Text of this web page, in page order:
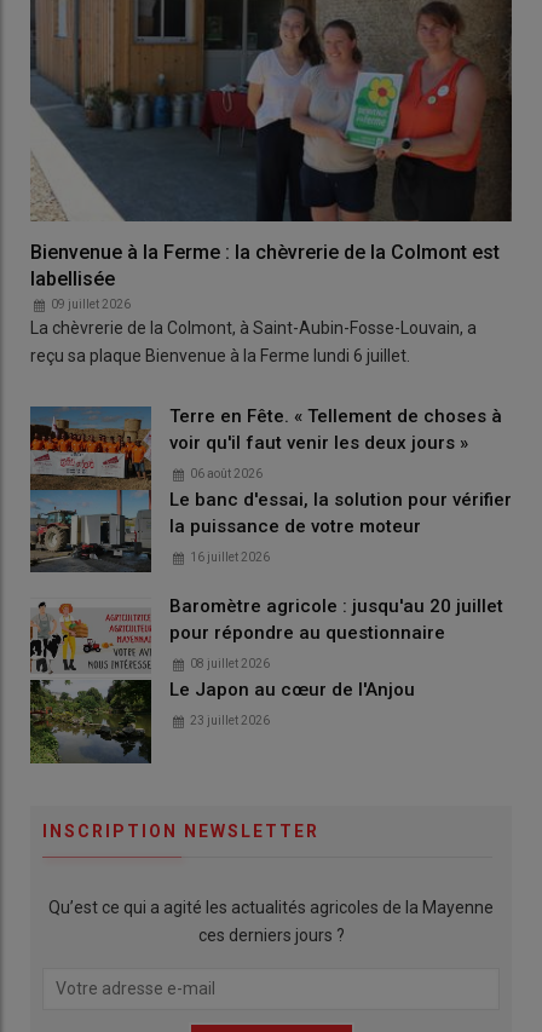
Bienvenue à la Ferme : la chèvrerie de la Colmont est
labellisée
09 juillet 2026
La chèvrerie de la Colmont, à Saint-Aubin-Fosse-Louvain, a
reçu sa plaque Bienvenue à la Ferme lundi 6 juillet.
Terre en Fête. « Tellement de choses à
voir qu'il faut venir les deux jours »
06 août 2026
Le banc d'essai, la solution pour vérifier
la puissance de votre moteur
16 juillet 2026
Baromètre agricole : jusqu'au 20 juillet
pour répondre au questionnaire
08 juillet 2026
Le Japon au cœur de l'Anjou
23 juillet 2026
INSCRIPTION NEWSLETTER
Qu’est ce qui a agité les actualités agricoles de la Mayenne
ces derniers jours ?